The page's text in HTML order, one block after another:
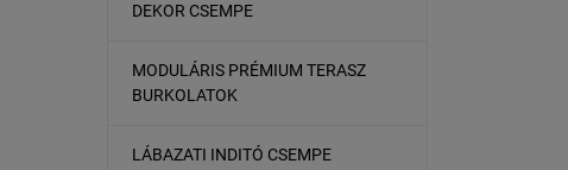
DEKOR CSEMPE
MODULÁRIS PRÉMIUM TERASZ
BURKOLATOK
LÁBAZATI INDITÓ CSEMPE